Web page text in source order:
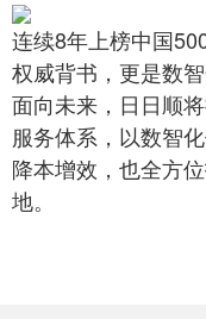
连续8年上榜中国
权威背书，更是数
面向未来，日日顺
服务体系，以数智
降本增效，也全方
地。